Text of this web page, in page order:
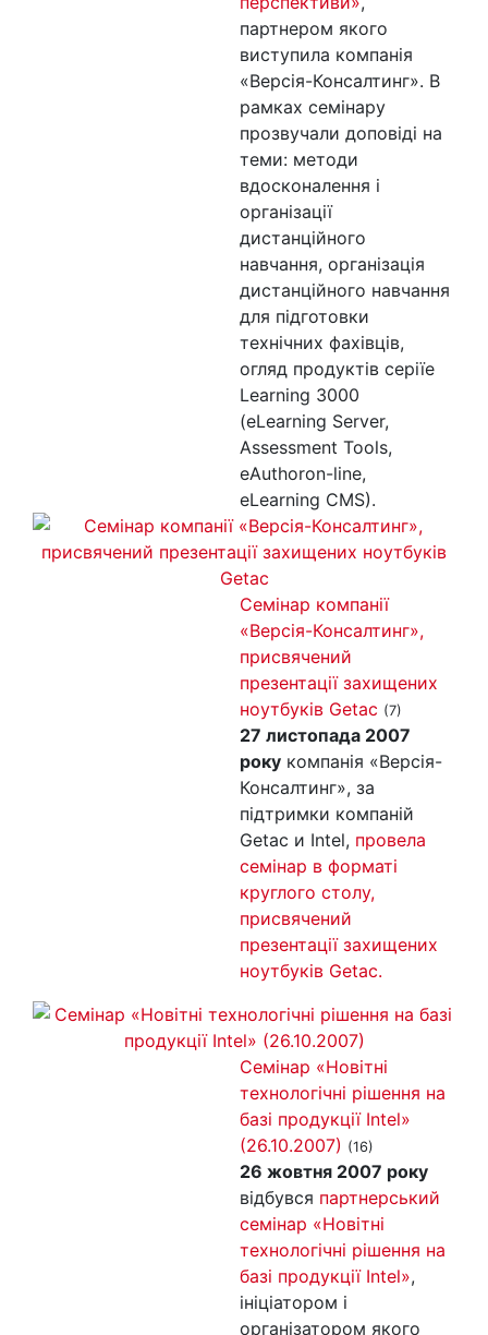
партнером якого
виступила компанія
«Версія-Консалтинг». В
рамках семінару
прозвучали доповіді на
теми: методи
вдосконалення і
організації
дистанційного
навчання, організація
дистанційного навчання
для підготовки
технічних фахівців,
огляд продуктів серіїe
Learning 3000
(eLearning Server,
Assessment Tools,
eAuthoron-line,
eLearning CMS).
Семінар компанії
«Версія-Консалтинг»,
присвячений
презентації захищених
ноутбуків Getac (7)
27 листопада 2007
року компанія «Версія-
Консалтинг», за
підтримки компаній
Getac и Intel, провела
семінар в форматі
круглого столу,
присвячений
презентації захищених
ноутбуків Getac.
Семінар «Новітні
технологічні рішення на
базі продукції Intel»
(26.10.2007) (16)
26 жовтня 2007 року
відбувся партнерський
семінар «Новітні
технологічні рішення на
базі продукції Intel»,
ініціатором і
організатором якого